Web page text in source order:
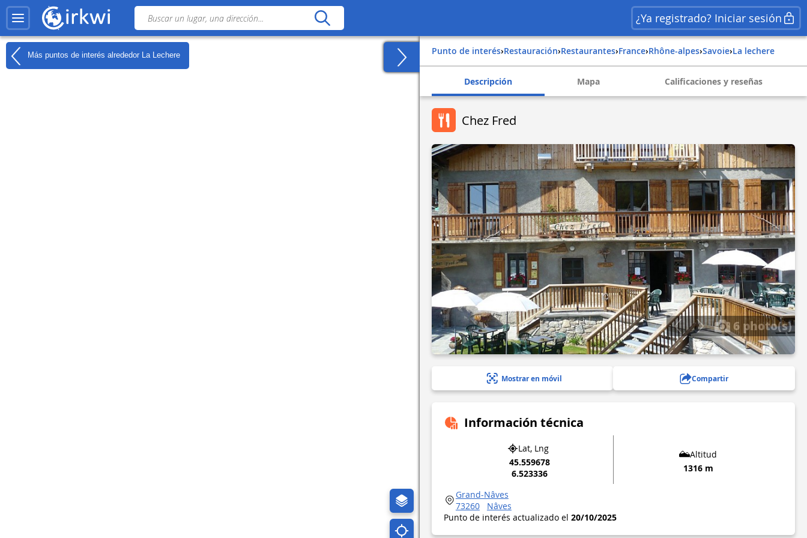
¿Ya registrado? Iniciar sesión
Más puntos de interés alrededor La Lechere Punto de interés› Restauración› Restaurantes› france› rhône-alpes› savoie› la lechere
Descripción Mapa Calificaciones y reseñas
Chez Fred
6 photo(s)
Mostrar en móvil Compartir
Información técnica
Lat, Lng
45.559678
6.523336
Altitud
1316 m
Grand-Nâves
73260
Nâves
Punto de interés actualizado el 20/10/2025